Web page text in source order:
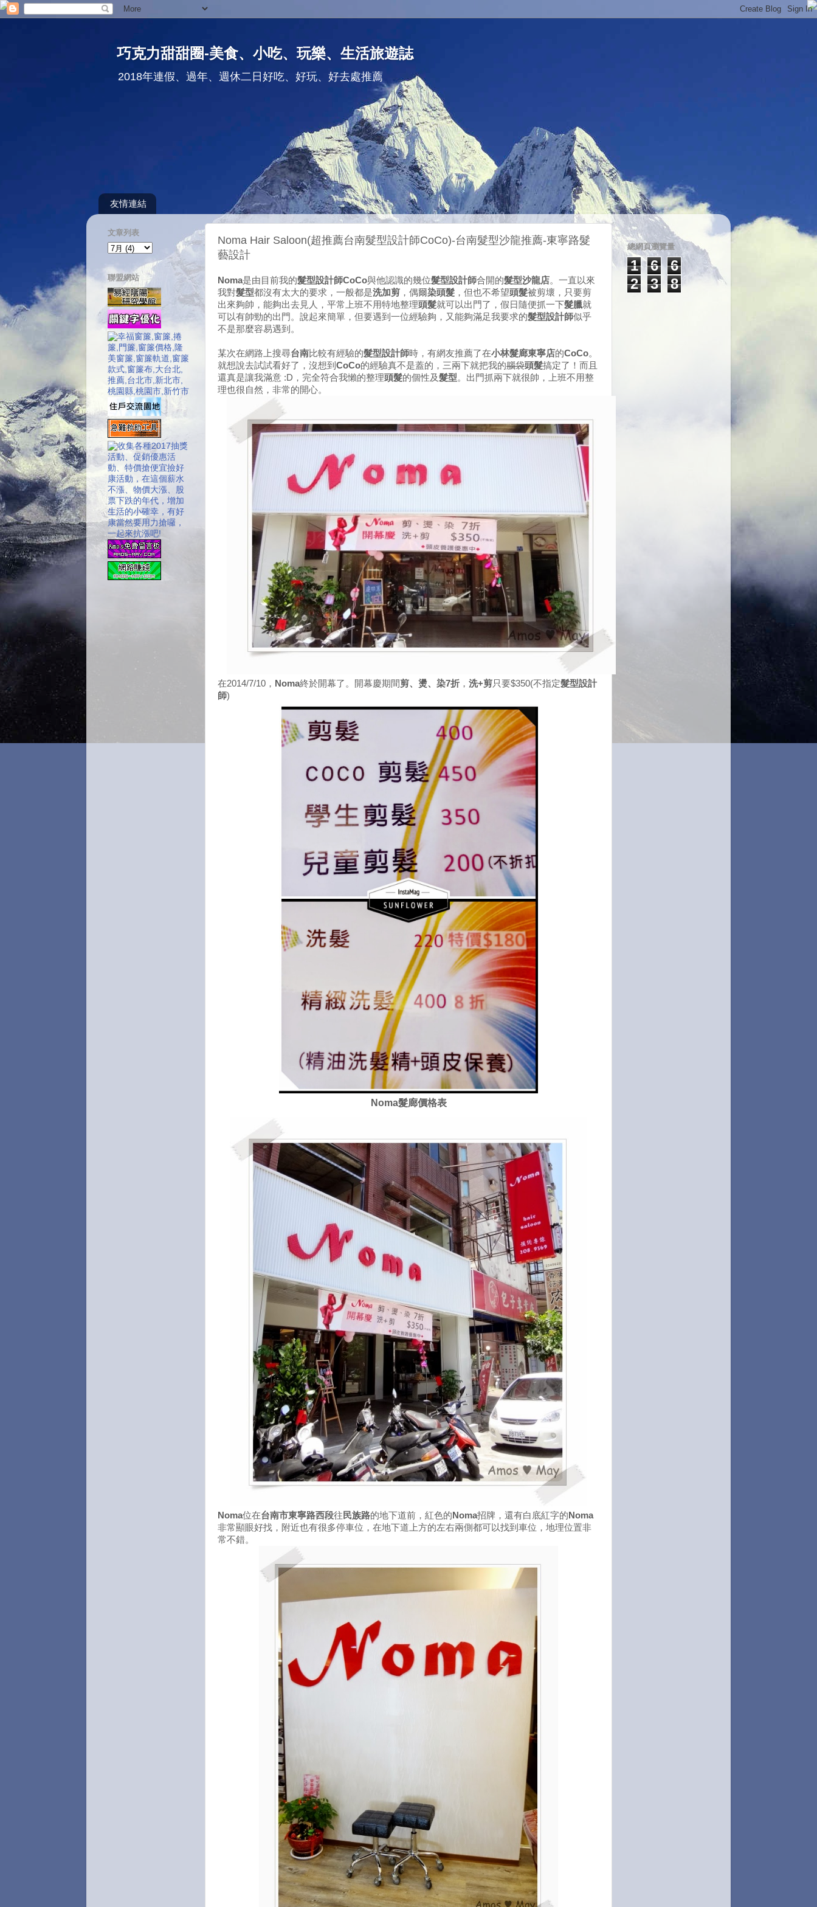
巧克力甜甜圈-美食、小吃、玩樂、生活旅遊誌
2018年連假、過年、週休二日好吃、好玩、好去處推薦
友情連結
Noma Hair Saloon(超推薦台南髮型設計師CoCo)-台南髮型沙龍推薦-東寧路髮
藝設計
Noma是由目前我的髮型設計師CoCo與他認識的幾位髮型設計師合開的髮型沙龍店。一直以來
我對髮型都沒有太大的要求，一般都是洗加剪 ，偶爾染頭髮 ，但也不希望頭髮被剪壞，只要剪
出來夠帥，能夠出去見人，平常上班不用特地整理頭髮就可以出門了，假日隨便抓一下髮臘就
可以有帥勁的出門。說起來簡單，但要遇到一位經驗夠，又能夠滿足我要求的髮型設計師似乎
不是那麼容易遇到。
某次在網路上搜尋台南比較有經驗的髮型設計師時，有網友推薦了在小林髮廊東寧店的CoCo。
就想說去試試看好了，沒想到 CoCo的經驗真不是蓋的，三兩下就把我的腦袋頭髮搞定了！而且
還真是讓我滿意 :D，完全符合我懶的整理頭髮的個性及髮型。出門抓兩下就很帥，上班不用整
理也很自然，非常的開心。
在2014/7/10， Noma終於開幕了。開幕慶期間剪、燙、染7折 ， 洗+剪只要$350(不指定髮型設計
師)
Noma髮廊價格表
Noma位在台南市東寧路西段往 民族路的地下道前，紅色的 Noma招牌，還有白底紅字的 Noma
非常顯眼好找，附近也有很多停車位，在地下道上方的左右兩側都可以找到車位，地理位置非
常不錯。
文章列表
聯盟網站
總網頁瀏覽量
1 6
6
2
3 8